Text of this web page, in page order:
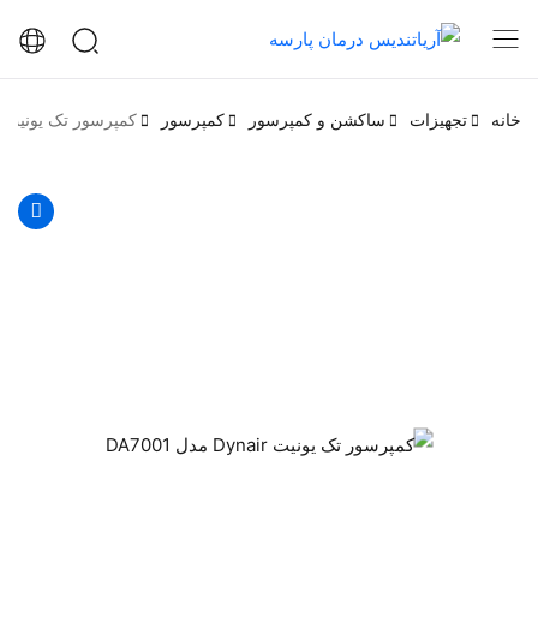
خانه تجهیزات ساکشن و کمپرسور کمپرسور کمپرسور تک یونیت Dynair مدل DA7001